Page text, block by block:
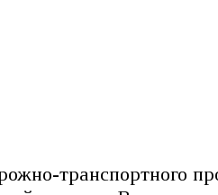
транспортного